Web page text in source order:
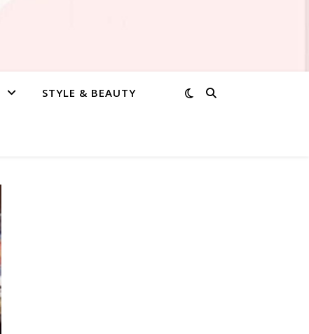
STYLE & BEAUTY